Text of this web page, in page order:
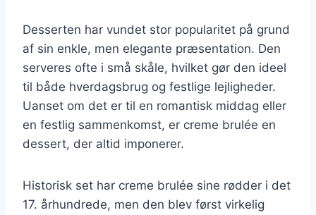
Desserten har vundet stor popularitet på grund
af sin enkle, men elegante præsentation. Den
serveres ofte i små skåle, hvilket gør den ideel
til både hverdagsbrug og festlige lejligheder.
Uanset om det er til en romantisk middag eller
en festlig sammenkomst, er creme brulée en
dessert, der altid imponerer.
Historisk set har creme brulée sine rødder i det
17. århundrede, men den blev først virkelig